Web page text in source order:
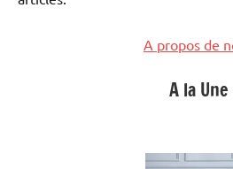
A propos de
A la Une